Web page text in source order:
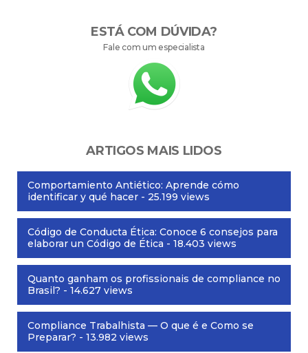
ESTÁ COM DÚVIDA?
Fale com um especialista
ARTIGOS MAIS LIDOS
Comportamiento Antiético: Aprende cómo
identificar y qué hacer - 25.199 views
Código de Conducta Ética: Conoce 6 consejos para
elaborar un Código de Ética - 18.403 views
Quanto ganham os profissionais de compliance no
Brasil? - 14.627 views
Compliance Trabalhista — O que é e Como se
Preparar? - 13.982 views